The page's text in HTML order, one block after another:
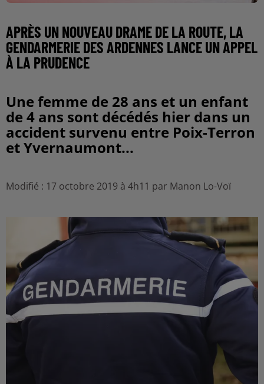
APRÈS UN NOUVEAU DRAME DE LA ROUTE, LA
GENDARMERIE DES ARDENNES LANCE UN APPEL
À LA PRUDENCE
Une femme de 28 ans et un enfant
de 4 ans sont décédés hier dans un
accident survenu entre Poix-Terron
et Yvernaumont...
Modifié : 17 octobre 2019 à 4h11 par Manon Lo-Voï